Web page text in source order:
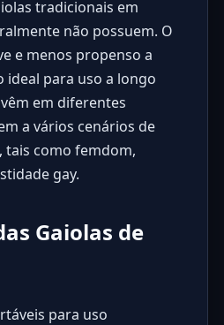
tradicionais em
não possuem. O
e menos propenso a
ideal para uso a longo
em diferentes
a vários cenários de
tais como femdom,
gay.
Gaiolas de
para uso